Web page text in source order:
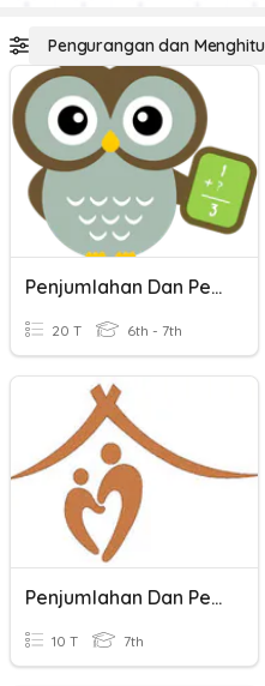
Pengurangan dan
Penjumlahan Dan Pengurangan Bilangan Bulat
20 T 6th - 7th
Penjumlahan Dan Pengurangan Bilangan Bulat
10 T 7th